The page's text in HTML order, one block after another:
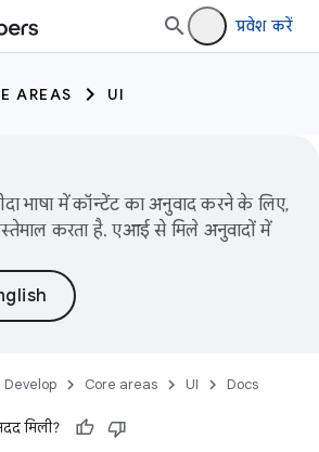
प्रवेश करें
AREAS UI
भाषा में कॉन्टेंट का अनुवाद करने के लिए,
करता है. एआई से मिले अनुवादों में
Develop Core areas UI Docs
मिली?